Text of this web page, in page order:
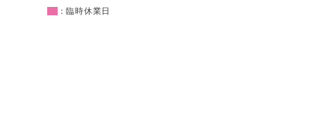
：臨時休業日